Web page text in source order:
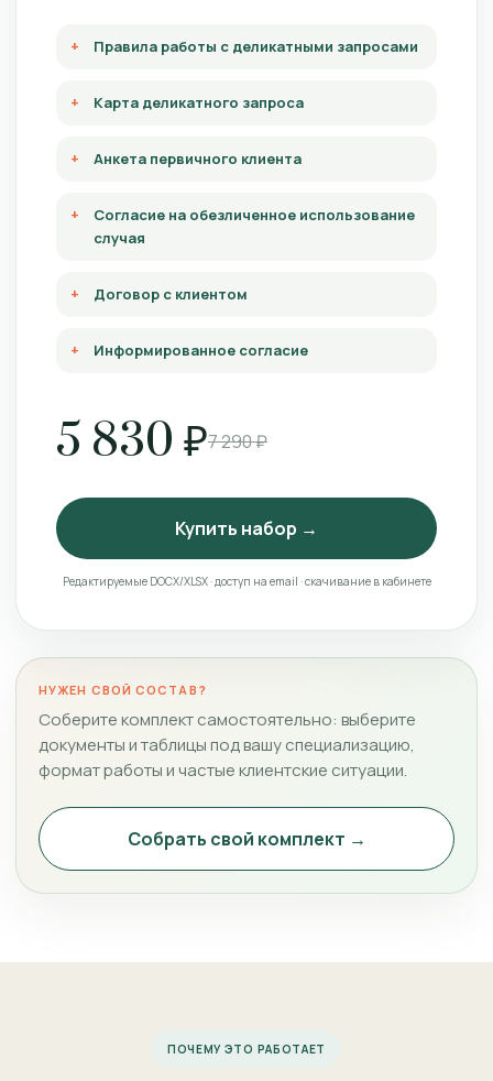
Правила работы с деликатными запросами
Карта деликатного запроса
Анкета первичного клиента
Согласие на обезличенное использование
случая
Договор с клиентом
Информированное согласие
5 830 ₽7 290 ₽
Купить набор →
Редактируемые DOCX/XLSX · доступ на email · скачивание в кабинете
НУЖЕН СВОЙ СОСТАВ?
Соберите комплект самостоятельно: выберите
документы и таблицы под вашу специализацию,
формат работы и частые клиентские ситуации.
Собрать свой комплект →
ПОЧЕМУ ЭТО РАБОТАЕТ